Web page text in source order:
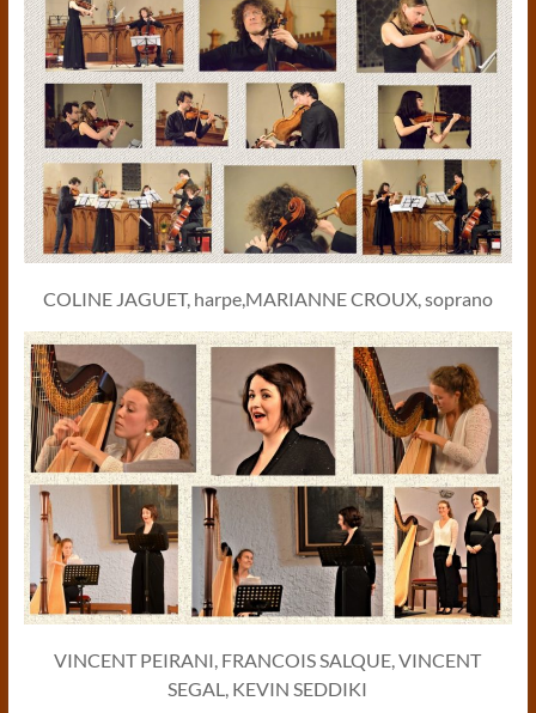
COLINE JAGUET, harpe,MARIANNE CROUX, soprano
VINCENT PEIRANI, FRANCOIS SALQUE, VINCENT
SEGAL, KEVIN SEDDIKI